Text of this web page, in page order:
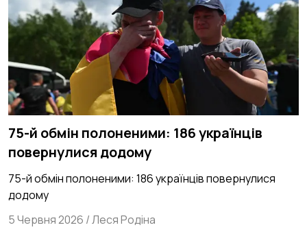
75-й обмін полоненими: 186 українців
повернулися додому
75-й обмін полоненими: 186 українців повернулися
додому
5 Червня 2026 /Леся Родіна